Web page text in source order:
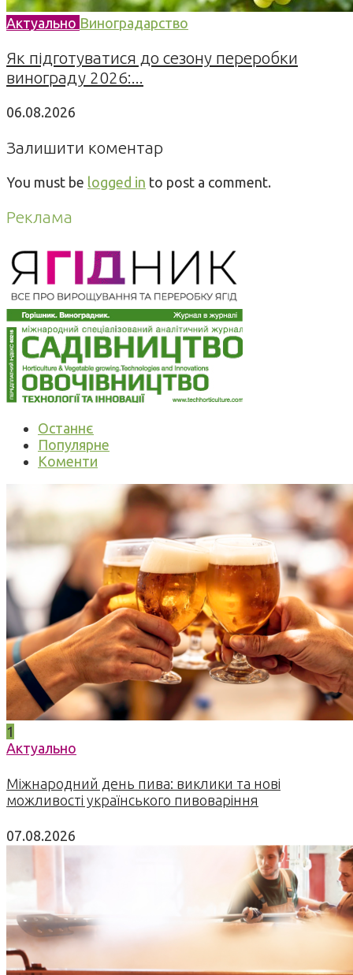
Актуально Виноградарство
Як підготуватися до сезону переробки
винограду 2026:...
06.08.2026
Залишити коментар
You must be logged in to post a comment.
Реклама
Останнє
Популярне
Коменти
1
Актуально
Міжнародний день пива: виклики та нові
можливості українського пивоваріння
07.08.2026